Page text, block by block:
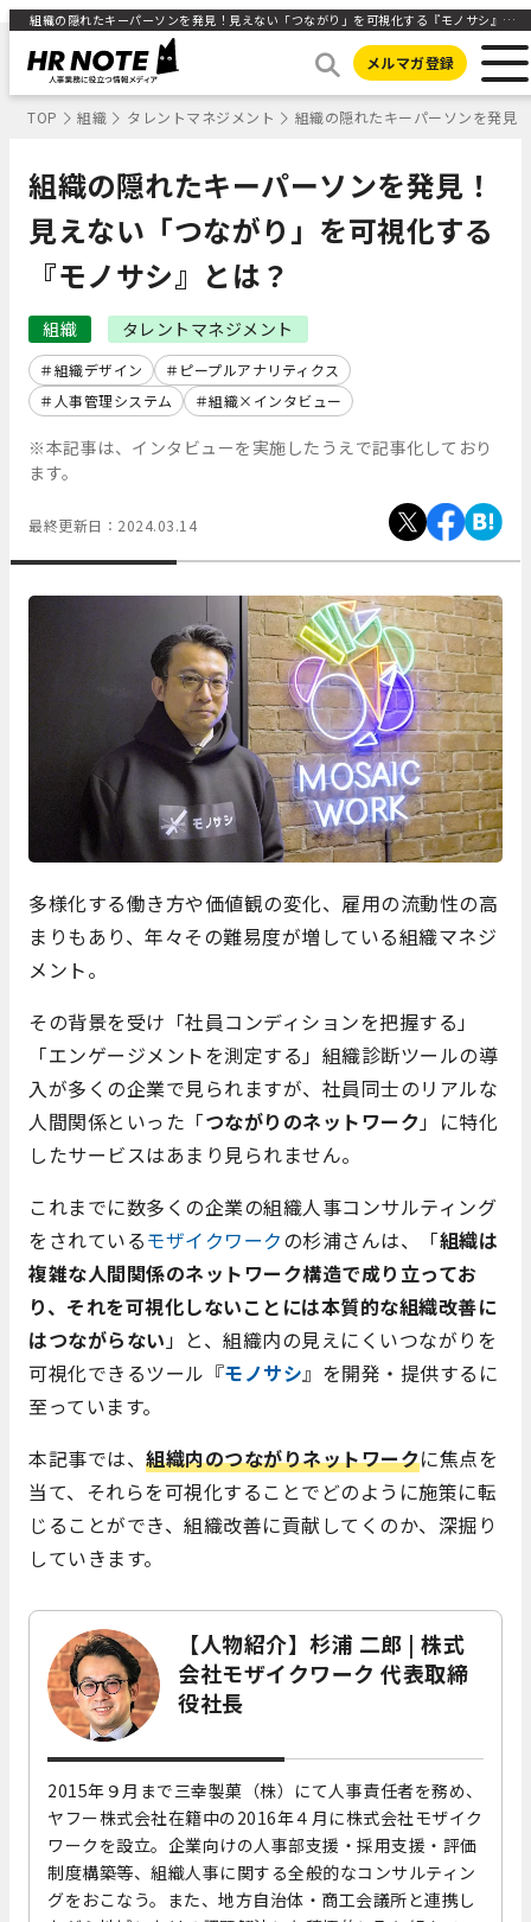
組織の隠れたキーパーソンを発見！見えない「つながり」を可視化する『モノサシ』とは？ ｜HR NOTE
メルマガ登録
TOP 組織 タレントマネジメント 組織の隠れたキーパーソンを発見
組織の隠れたキーパーソンを発見！
見えない「つながり」を可視化する
『モノサシ』とは？
組織 タレントマネジメント
組織デザイン
ピープルアナリティクス
人事管理システム
組織×インタビュー
※本記事は、インタビューを実施したうえで記事化しており
ます。
最終更新日： 2024.03.14
多様化する働き方や価値観の変化、雇用の流動性の高
まりもあり、年々その難易度が増している組織マネジ
メント。
その背景を受け「社員コンディションを把握する」
「エンゲージメントを測定する」組織診断ツールの導
入が多くの企業で見られますが、社員同士のリアルな
人間関係といった「つながりのネットワーク」に特化
したサービスはあまり見られません。
これまでに数多くの企業の組織人事コンサルティング
をされているモザイクワークの杉浦さんは、「組織は
複雑な人間関係のネットワーク構造で成り立ってお
り、それを可視化しないことには本質的な組織改善に
はつながらない」と、組織内の見えにくいつながりを
可視化できるツール『モノサシ』を開発・提供するに
至っています。
本記事では、 組織内のつながりネットワークに焦点を
当て、それらを可視化することでどのように施策に転
じることができ、組織改善に貢献してくのか、深掘り
していきます。
【人物紹介】杉浦 二郎 | 株式
会社モザイクワーク 代表取締
役社長
2015年９月まで三幸製菓（株）にて人事責任者を務め、
ヤフー株式会社在籍中の2016年４月に株式会社モザイク
ワークを設立。企業向けの人事部支援・採用支援・評価
制度構築等、組織人事に関する全般的なコンサルティン
グをおこなう。また、地方自治体・商工会議所と連携し